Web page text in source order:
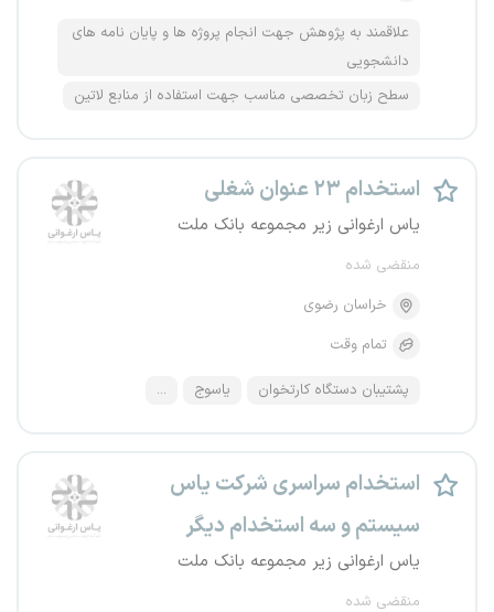
علاقمند به پژوهش جهت انجام پروژه ها و پایان نامه های
دانشجویی
سطح زبان تخصصی مناسب جهت استفاده از منابع لاتین
استخدام ۲۳ عنوان شغلی
یاس ارغوانی زیر مجموعه بانک ملت
منقضی شده
خراسان رضوی
تمام وقت
پشتیبان دستگاه کارتخوان یاسوج ...
استخدام سراسری شرکت یاس
سیستم و سه استخدام دیگر
یاس ارغوانی زیر مجموعه بانک ملت
منقضی شده